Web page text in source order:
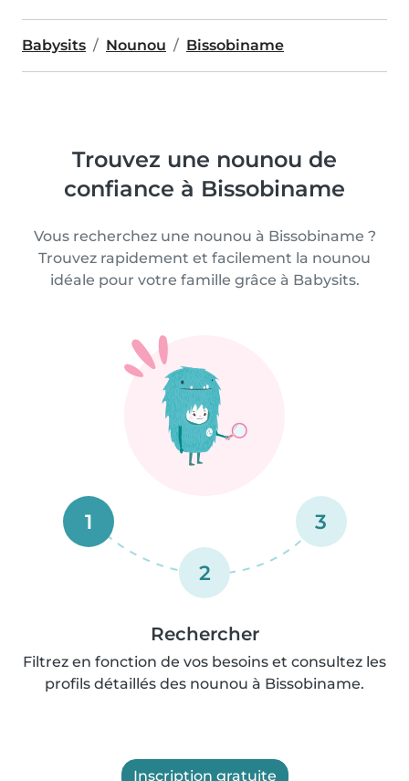
Babysits Nounou Bissobiname
Trouvez une nounou de
confiance à Bissobiname
Vous recherchez une nounou à Bissobiname ?
Trouvez rapidement et facilement la nounou
idéale pour votre famille grâce à Babysits.
1
2
3
Rechercher
Filtrez en fonction de vos besoins et consultez les
profils détaillés des nounou à Bissobiname.
Inscription gratuite